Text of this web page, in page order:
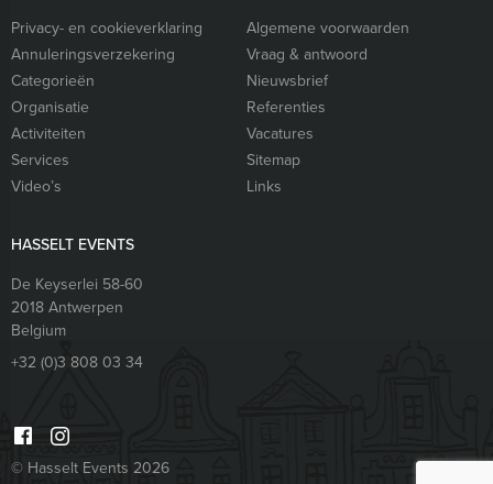
Privacy- en cookieverklaring
Algemene voorwaarden
Annuleringsverzekering
Vraag & antwoord
Categorieën
Nieuwsbrief
Organisatie
Referenties
Activiteiten
Vacatures
Services
Sitemap
Video’s
Links
HASSELT EVENTS
De Keyserlei 58-60
2018Antwerpen
Belgium
+32 (0)3 808 03 34
© Hasselt Events 2026